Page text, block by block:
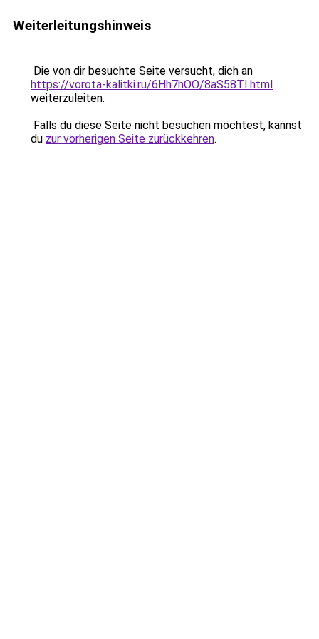
Weiterleitungshinweis
Die von dir besuchte Seite versucht, dich an
https://vorota-kalitki.ru/6Hh7hOO/8aS58TI.html
weiterzuleiten.
Falls du diese Seite nicht besuchen möchtest, kannst
du zur vorherigen Seite zurückkehren.